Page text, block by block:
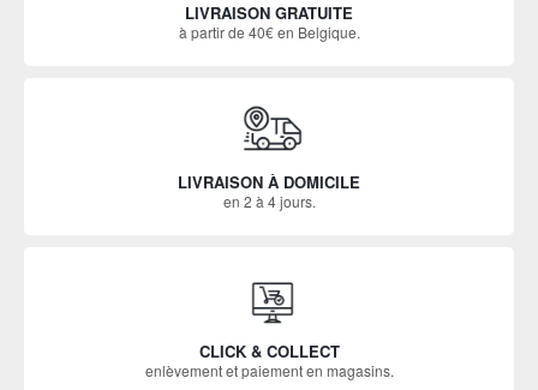
LIVRAISON GRATUITE
à partir de 40€ en Belgique.
LIVRAISON À DOMICILE
en 2 à 4 jours.
CLICK & COLLECT
enlèvement et paiement en magasins.